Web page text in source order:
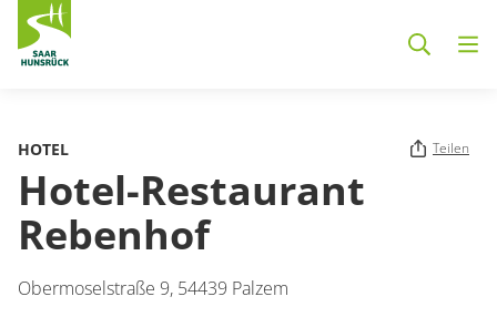
HOTEL Teilen
Hotel-Restaurant
Rebenhof
Obermoselstraße 9, 54439 Palzem